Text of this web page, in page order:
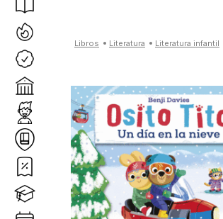
literatura literatura infantil